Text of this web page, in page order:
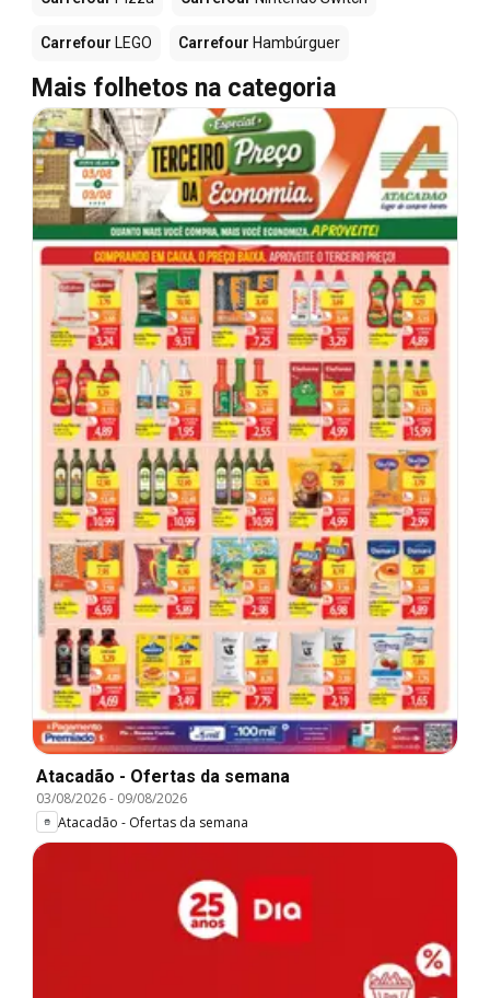
Carrefour LEGO Carrefour Hambúrguer
Mais folhetos na categoria
Atacadão - Ofertas da semana
03/08/2026- 09/08/2026
Atacadão - Ofertas da semana